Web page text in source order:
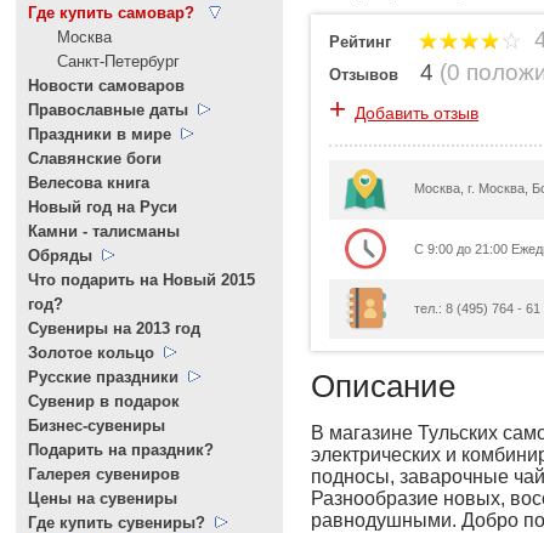
Где купить самовар?
Москва
Санкт-Петербург
Новости самоваров
Православные даты
Праздники в мире
Славянские боги
Велесова книга
Новый год на Руси
Камни - талисманы
Обряды
Что подарить на Новый 2015
год?
Cувениры на 2013 год
Золотое кольцо
Русские праздники
Сувенир в подарок
Бизнес-сувениры
Подарить на праздник?
Галерея сувениров
Цены на сувениры
Где купить сувениры?
Рейтинг
Отзывов 4 (0
+ Добавить отзыв
Москва, г. Москва,
С 9:00 до 21:00
тел.: 8 (495) 764 -
Описание
В магазине Тульских
электрических и
подносы, заварочные
Разнообразие новых,
равнодушными. Добро